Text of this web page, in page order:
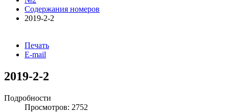
Содержания номеров
2019-2-2
Печать
E-mail
2019-2-2
Подробности
Просмотров: 2752